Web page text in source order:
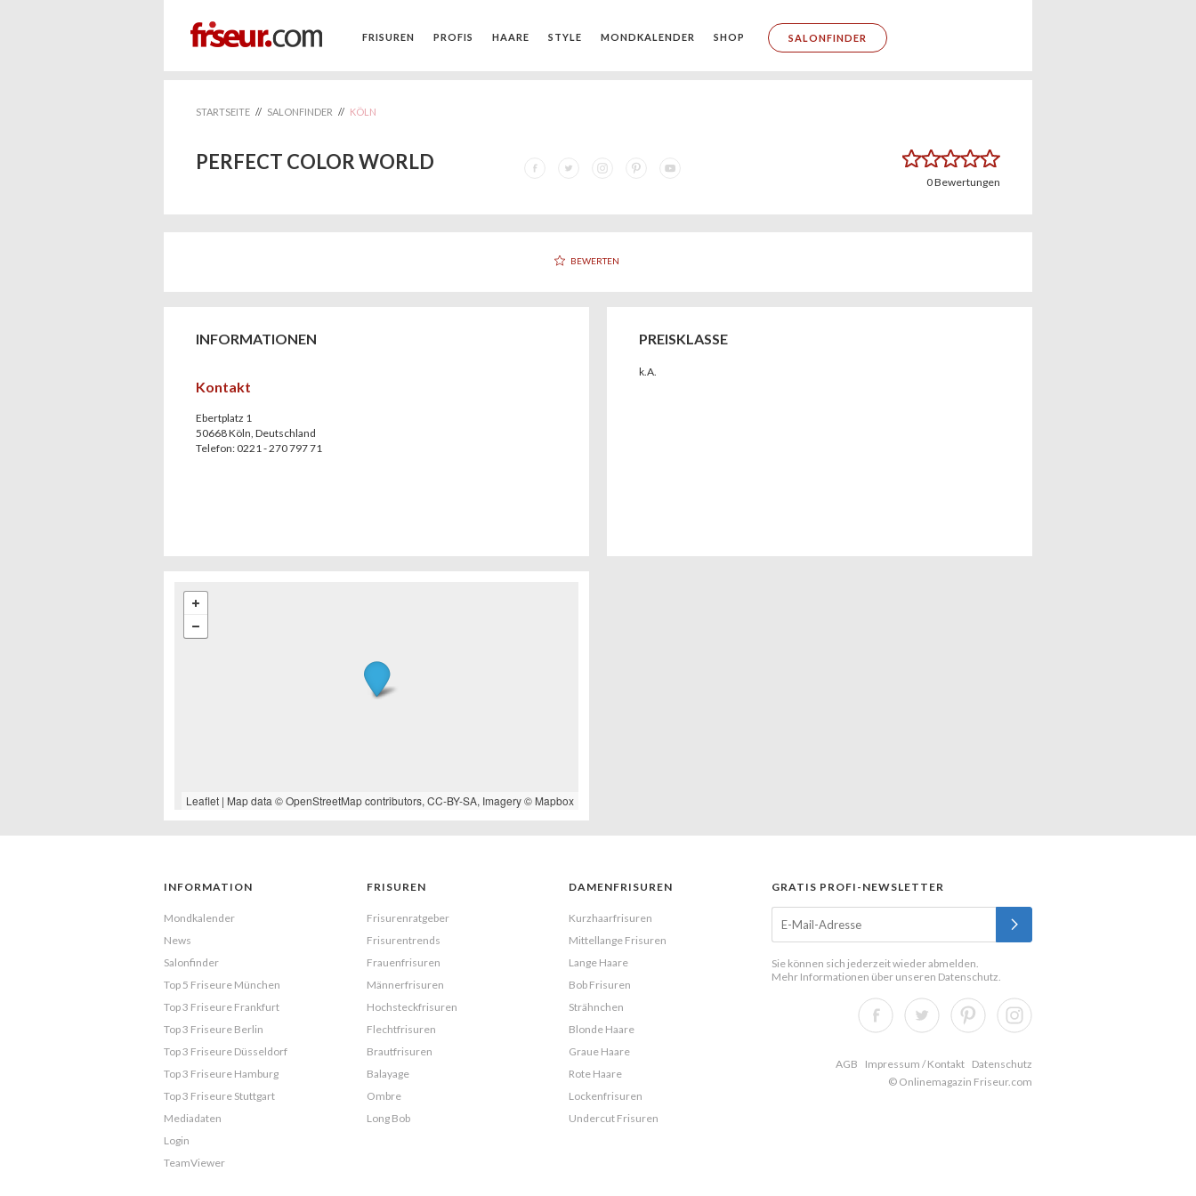
FRISUREN PROFIS HAARE STYLE MONDKALENDER SHOP SALONFINDER
STARTSEITE // SALONFINDER // KÖLN
PERFECT COLOR WORLD
0Bewertungen
BEWERTEN
INFORMATIONEN
Kontakt
Ebertplatz 1
50668Köln, Deutschland
Telefon: 0221 - 270 797 71
PREISKLASSE
k.A.
Leaflet| Map data ©OpenStreetMapcontributors, CC-BY-SA, Imagery © Mapbox
INFORMATION
Mondkalender
News
Salonfinder
Top 5 Friseure München
Top 3 Friseure Frankfurt
Top 3 Friseure Berlin
Top 3 Friseure Düsseldorf
Top 3 Friseure Hamburg
Top 3 Friseure Stuttgart
Mediadaten
Login
TeamViewer
FRISUREN
Frisurenratgeber
Frisurentrends
Frauenfrisuren
Männerfrisuren
Hochsteckfrisuren
Flechtfrisuren
Brautfrisuren
Balayage
Ombre
Long Bob
DAMENFRISUREN
Kurzhaarfrisuren
Mittellange Frisuren
Lange Haare
Bob Frisuren
Strähnchen
Blonde Haare
Graue Haare
Rote Haare
Lockenfrisuren
Undercut Frisuren
GRATIS PROFI-NEWSLETTER
Sie können sich jederzeit wieder abmelden.
Mehr Informationen über unseren Datenschutz.
AGB Impressum / Kontakt
Datenschutz
© Onlinemagazin Friseur.com